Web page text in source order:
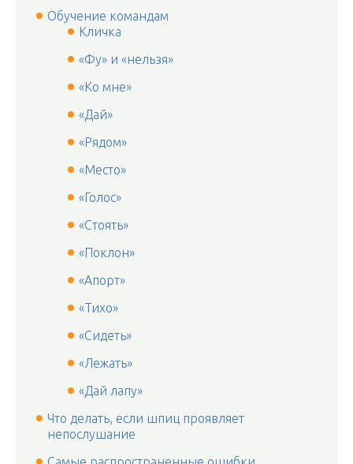
Обучение командам
Кличка
«Фу» и «нельзя»
«Ко мне»
«Дай»
«Рядом»
«Место»
«Голос»
«Стоять»
«Поклон»
«Апорт»
«Тихо»
«Сидеть»
«Лежать»
«Дай лапу»
Что делать, если шпиц проявляет
непослушание